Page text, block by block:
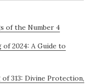
of the Number 4
2024: A Guide to
313: Divine Protection,